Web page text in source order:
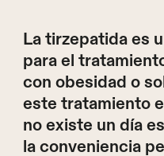
La tirzepatida es
para el
con obesidad o
este tratamiento
no existe un día
la conveniencia